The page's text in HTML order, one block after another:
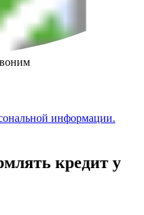
информации.
кредит у